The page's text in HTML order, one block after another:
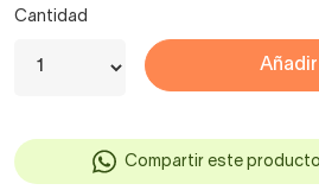
Cantidad
Compartir este